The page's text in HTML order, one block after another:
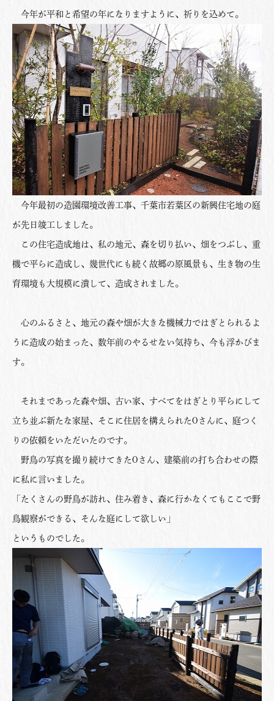
今年が平和と希望の年になりますように、祈りを込めて。
今年最初の造園環境改善工事、千葉市若葉区の新興住宅地の庭
が先日竣工しました。
この住宅造成地は、私の地元、森を切り払い、畑をつぶし、重
機で平らに造成し、幾世代にも続く故郷の原風景も、生き物の生
育環境も大規模に潰して、造成されました。
心のふるさと、地元の森や畑が大きな機械力ではぎとられるよ
うに造成の始まった、数年前のやるせない気持ち、今も浮かびま
す。
それまであった森や畑、古い家、すべてをはぎとり平らにして
立ち並ぶ新たな家屋、そこに住居を構えられたOさんに、庭つく
りの依頼をいただいたのです。
野鳥の写真を撮り続けてきたOさん、建築前の打ち合わせの際
に私に言いました。
「たくさんの野鳥が訪れ、住み着き、森に行かなくてもここで野
鳥観察ができる、そんな庭にして欲しい」
というものでした。